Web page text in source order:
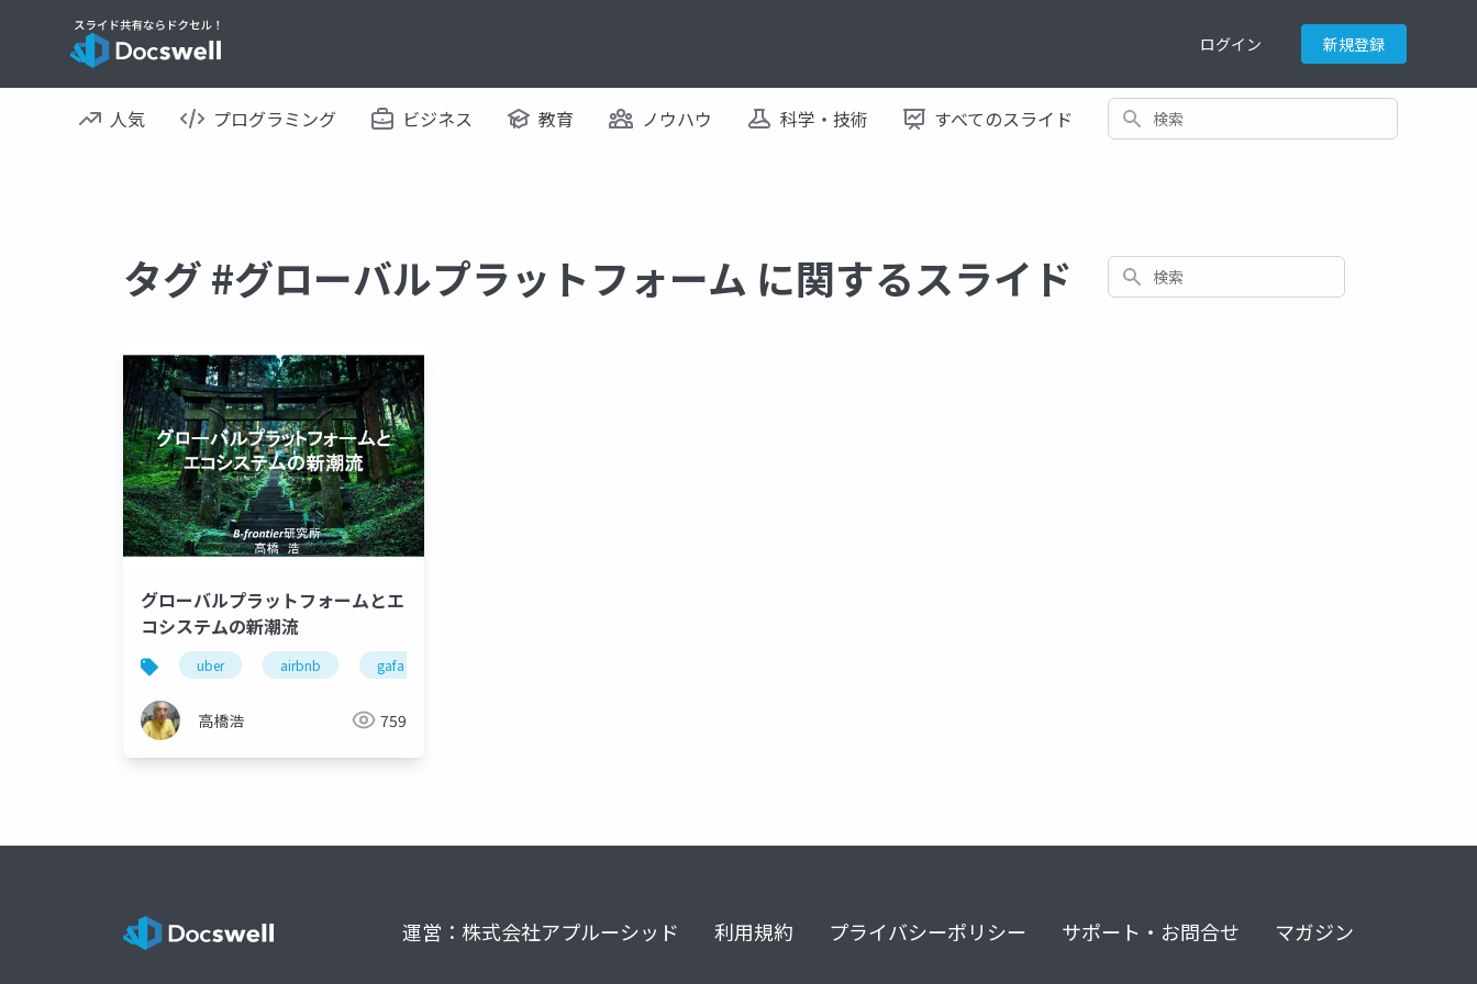
ログイン 新規登録
人気 プログラミング ビジネス 教育 ノウハウ 科学・技術 すべてのスライド 検索
タグ #グローバルプラットフォーム に関するスライド 検索
グローバルプラットフォームとエ
コシステムの新潮流
uber airbnb gafa
高橋浩 759
運営：株式会社アプルーシッド 利用規約 プライバシーポリシー サポート・お問合せ マガジン